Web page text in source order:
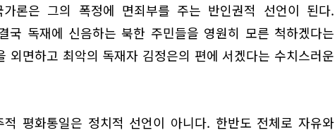
론은 그의 폭정에 면죄부를 주는 반인권적 선언이 된다.
국 독재에 신음하는 북한 주민들을 영원히 모른 척하겠다는
외면하고 최악의 독재자 김정은의 편에 서겠다는 수치스러운
적 평화통일은 정치적 선언이 아니다. 한반도 전체로 자유와